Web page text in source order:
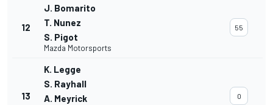
12
J. Bomarito
T. Nunez
S. Pigot
Mazda Motorsports
55
13
K. Legge
S. Rayhall
A. Meyrick
0